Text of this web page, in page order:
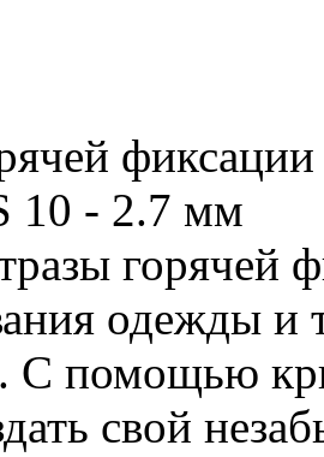
фиксации
10 - 2.7 мм
горячей
одежды и
С помощью
свой